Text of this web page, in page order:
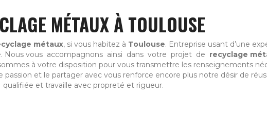
MÉTAUX À TOULOUSE
métaux, si vous habitez à Toulouse. Entreprise usant d’une
Nous vous accompagnons ainsi dans votre projet de recyclage
à votre disposition pour vous transmettre les renseignements
et le partager avec vous renforce encore plus notre désir de
qualifiée et travaille avec propreté et rigueur.